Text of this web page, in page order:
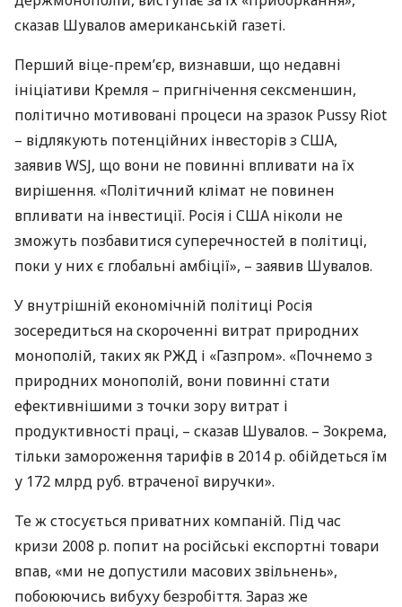
сказав Шувалов американській газеті.
Перший віце-прем’єр, визнавши, що недавні
ініціативи Кремля – пригнічення сексменшин,
політично мотивовані процеси на зразок Pussy Riot
– відлякують потенційних інвесторів з США,
заявивWSJ, що вони не повинні впливати на їх
вирішення. «Політичний клімат не повинен
впливати на інвестиції. Росія і США ніколи не
зможуть позбавитися суперечностей в політиці,
поки у них є глобальні амбіції», – заявив Шувалов.
У внутрішній економічній політиці Росія
зосередиться на скороченні витрат природних
монополій, таких як РЖД і «Газпром». «Почнемо з
природних монополій, вони повинні стати
ефективнішими з точки зору витрат і
продуктивності праці, – сказав Шувалов. – Зокрема,
тільки замороження тарифів в 2014 р. обійдеться їм
у 172 млрд руб. втраченої виручки».
Те ж стосується приватних компаній. Під час
кризи 2008 р. попит на російські експортні товари
впав, «ми не допустили масових звільнень»,
побоюючись вибуху безробіття. Зараз же